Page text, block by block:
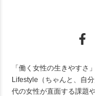
「働く女性の生きやすさ
Lifestyle（ちゃんと、自
代の女性が直面する課題